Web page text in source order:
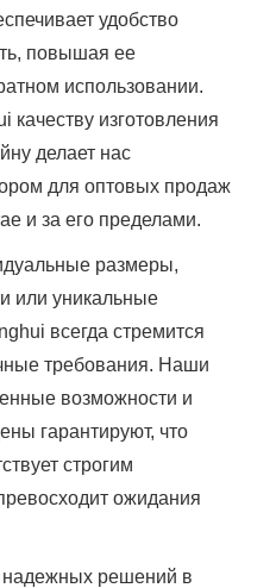
удобство
повышая ее
использовании.
качеству изготовления
делает нас
для оптовых продаж
и за его пределами.
размеры,
или уникальные
всегда стремится
требования. Наши
возможности и
гарантируют, что
строгим
ожидания
решений в